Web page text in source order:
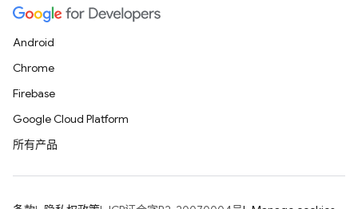
Android
Chrome
Firebase
Google Cloud Platform
所有产品